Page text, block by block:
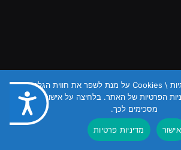
נגישות
אנו משתמשים בעוגיות \ Cookies על מנת לשפר את חווית הגלישה
הפרטיות של האתר. בלחיצה על אישור הנכם
מסכימים לכך.
אישור מדיניות פרטיות